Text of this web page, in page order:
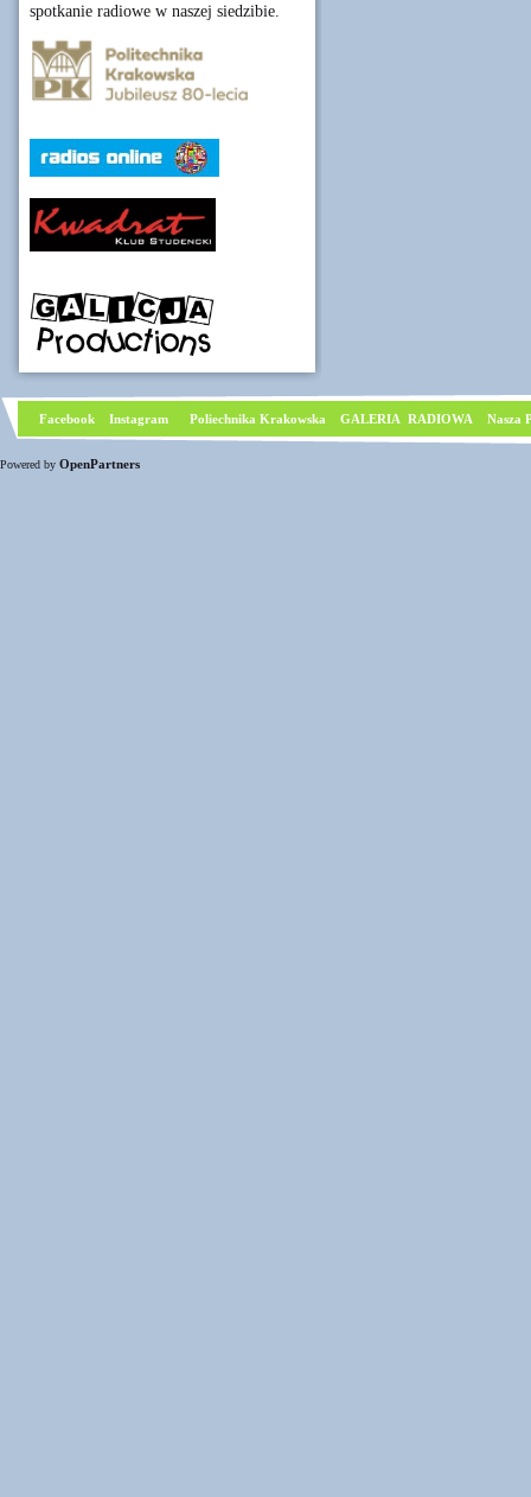
spotkanie radiowe w naszej siedzibie.
Facebook Instagram Poliechnika Krakowska GALERIA RADIOWA Nasza
Powered by OpenPartners